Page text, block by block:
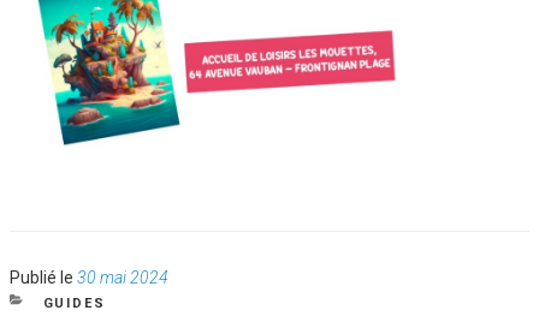
Publié le Publié
le
30 mai 2024
CATÉGORIES
GUIDES